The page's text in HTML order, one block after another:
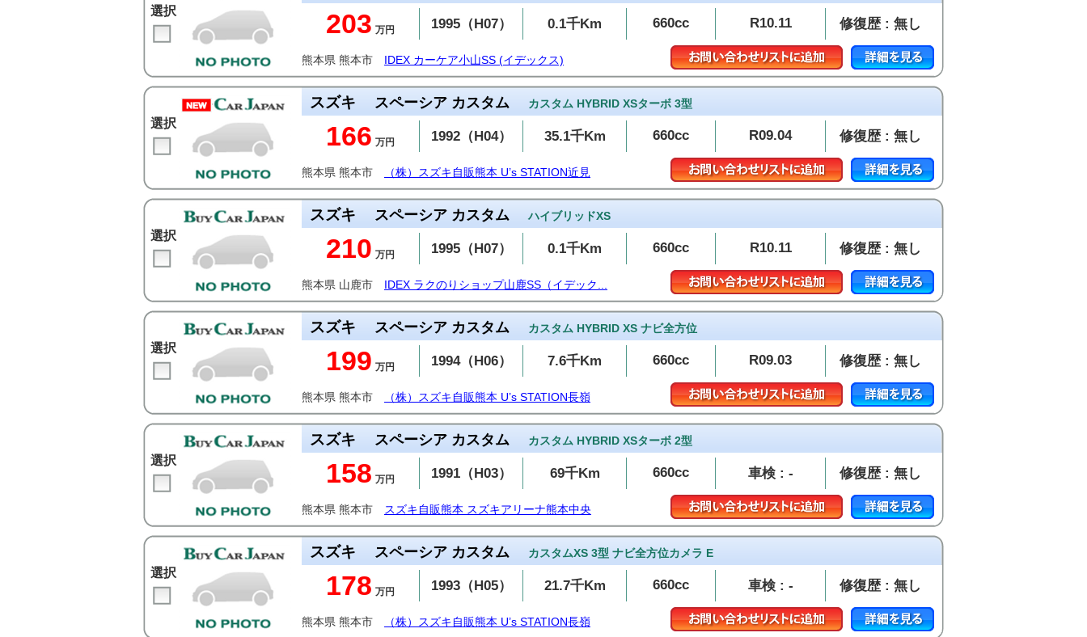
選択 203 万円 1995（H07） 0.1千Km 660cc R10.11 修復歴 : 無し
熊本県 熊本市 IDEX カーケア小山SS (イデックス)
選択
スズキ スペーシア カスタム カスタム HYBRID XSターボ 3型
166 万円 1992（H04） 35.1千Km 660cc R09.04 修復歴 : 無し
熊本県 熊本市 （株）スズキ自販熊本 U’s STATION近見
選択
スズキ スペーシア カスタム ハイブリッドXS
210 万円 1995（H07） 0.1千Km 660cc R10.11 修復歴 : 無し
熊本県 山鹿市 IDEX ラクのりショップ山鹿SS（イデック...
選択
スズキ スペーシア カスタム カスタム HYBRID XS ナビ全方位
199 万円 1994（H06） 7.6千Km 660cc R09.03 修復歴 : 無し
熊本県 熊本市 （株）スズキ自販熊本 U’s STATION長嶺
選択
スズキ スペーシア カスタム カスタム HYBRID XSターボ 2型
158 万円 1991（H03） 69千Km 660cc 車検 : - 修復歴 : 無し
熊本県 熊本市 スズキ自販熊本 スズキアリーナ熊本中央
選択
スズキ スペーシア カスタム カスタムXS 3型 ナビ全方位カメラ E
178 万円 1993（H05） 21.7千Km 660cc 車検 : - 修復歴 : 無し
熊本県 熊本市 （株）スズキ自販熊本 U’s STATION長嶺